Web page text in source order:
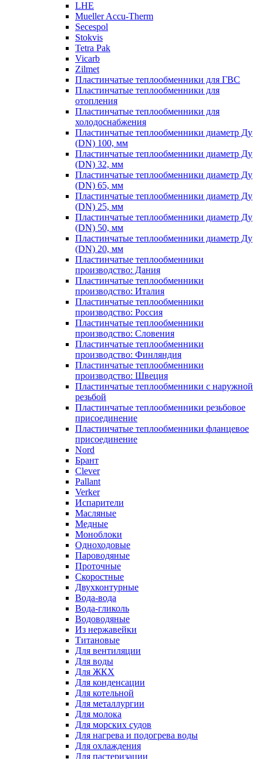
LHE
Mueller Accu-Therm
Secespol
Stokvis
Tetra Pak
Vicarb
Zilmet
Пластинчатые теплообменники для ГВС
Пластинчатые теплообменники для
отопления
Пластинчатые теплообменники для
холодоснабжения
Пластинчатые теплообменники диаметр Ду
(DN) 100, мм
Пластинчатые теплообменники диаметр Ду
(DN) 32, мм
Пластинчатые теплообменники диаметр Ду
(DN) 65, мм
Пластинчатые теплообменники диаметр Ду
(DN) 25, мм
Пластинчатые теплообменники диаметр Ду
(DN) 50, мм
Пластинчатые теплообменники диаметр Ду
(DN) 20, мм
Пластинчатые теплообменники
производство: Дания
Пластинчатые теплообменники
производство: Италия
Пластинчатые теплообменники
производство: Россия
Пластинчатые теплообменники
производство: Словения
Пластинчатые теплообменники
производство: Финляндия
Пластинчатые теплообменники
производство: Швеция
Пластинчатые теплообменники с наружной
резьбой
Пластинчатые теплообменники резьбовое
присоединение
Пластинчатые теплообменники фланцевое
присоединение
Nord
Брант
Clever
Pallant
Verker
Испарители
Масляные
Медные
Моноблоки
Одноходовые
Пароводяные
Проточные
Скоростные
Двухконтурные
Вода-вода
Вода-гликоль
Водоводяные
Из нержавейки
Титановые
Для вентиляции
Для воды
Для ЖКХ
Для конденсации
Для котельной
Для металлургии
Для молока
Для морских судов
Для нагрева и подогрева воды
Для охлаждения
Для пастеризации